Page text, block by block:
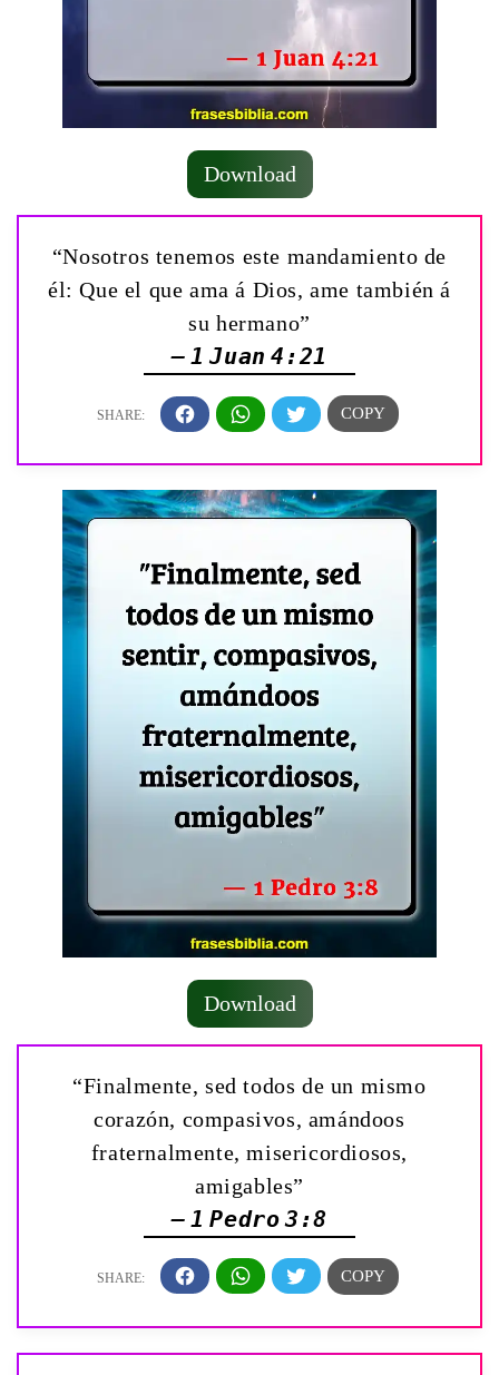
Download
“Nosotros tenemos este mandamiento de
él: Que el que ama á Dios, ame también á
su hermano”
— 1 Juan 4:21
Download
“Finalmente, sed todos de un mismo
corazón, compasivos, amándoos
fraternalmente, misericordiosos,
amigables”
— 1 Pedro 3:8